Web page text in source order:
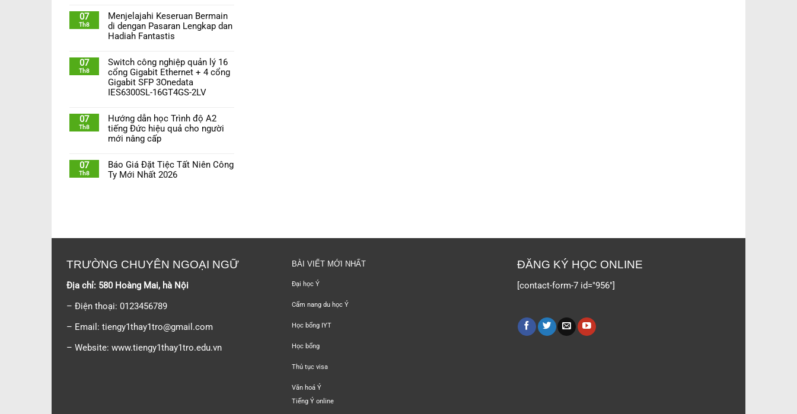
07
Th8
Menjelajahi Keseruan Bermain
di dengan Pasaran Lengkap dan
Hadiah Fantastis
07
Th8
Switch công nghiệp quản lý 16
cổng Gigabit Ethernet + 4 cổng
Gigabit SFP 3Onedata
IES6300SL-16GT4GS-2LV
07
Th8
Hướng dẫn học Trình độ A2
tiếng Đức hiệu quả cho người
mới nâng cấp
07
Th8
Báo Giá Đặt Tiệc Tất Niên Công
Ty Mới Nhất 2026
TRƯỜNG CHUYÊN NGOẠI NGỮ
Địa chỉ: 580 Hoàng Mai, hà Nội
– Điện thoại: 0123456789
– Email: tiengy1thay1tro@gmail.com
– Website: www.tiengy1thay1tro.edu.vn
BÀI VIẾT MỚI NHẤT
Đại học Ý
Cẩm nang du học Ý
Học bổng IYT
Học bổng
Thủ tục visa
Văn hoá Ý
Tiếng Ý online
ĐĂNG KÝ HỌC ONLINE
[contact-form-7 id="956"]